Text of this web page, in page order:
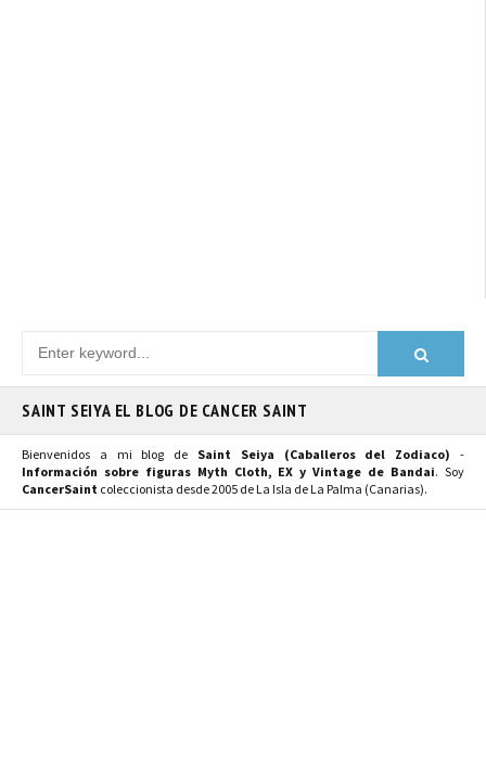
SAINT SEIYA EL BLOG DE CANCER SAINT
Bienvenidos a mi blog de Saint Seiya (Caballeros del Zodiaco) -
Información sobre figuras Myth Cloth, EX y Vintage de Bandai. Soy
CancerSaint coleccionista desde 2005 de La Isla de La Palma (Canarias).